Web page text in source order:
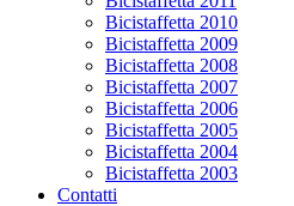
Bicistaffetta 2010
Bicistaffetta 2009
Bicistaffetta 2008
Bicistaffetta 2007
Bicistaffetta 2006
Bicistaffetta 2005
Bicistaffetta 2004
Bicistaffetta 2003
Contatti